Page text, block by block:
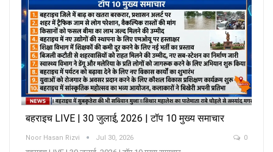
बहराइच LIVE | 30 जुलाई, 2026 | टॉप 10 मुख्य समाचार
Noor Hasan Rizvi Jul 30, 2026 0